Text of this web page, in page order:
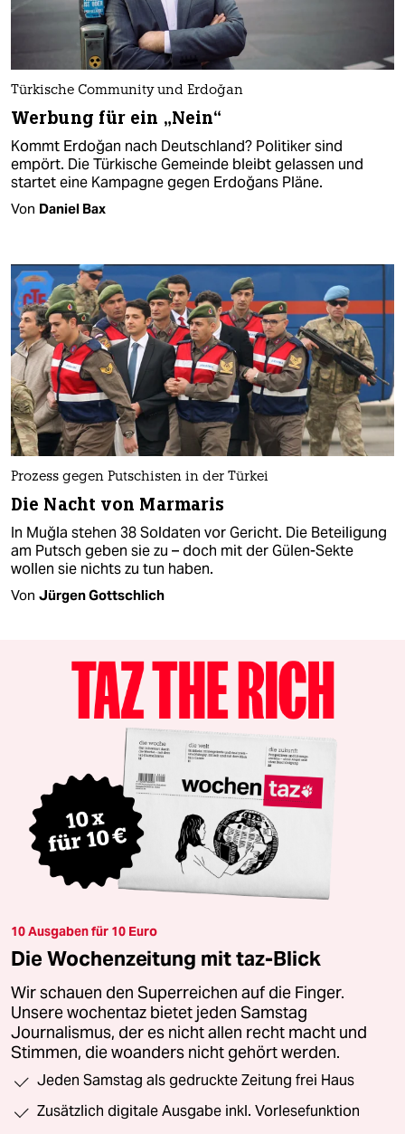
Türkische Community und Erdoğan
Werbung für ein „Nein“
Kommt Erdoğan nach Deutschland? Politiker sind
empört. Die Türkische Gemeinde bleibt gelassen und
startet eine Kampagne gegen Erdoğans Pläne.
Von Daniel Bax
Prozess gegen Putschisten in der Türkei
Die Nacht von Marmaris
In Muğla stehen 38 Soldaten vor Gericht. Die Beteiligung
am Putsch geben sie zu – doch mit der Gülen-Sekte
wollen sie nichts zu tun haben.
Von Jürgen Gottschlich
10 Ausgaben für 10 Euro
Die Wochenzeitung mit taz-Blick
Wir schauen den Superreichen auf die Finger.
Unsere wochentaz bietet jeden Samstag
Journalismus, der es nicht allen recht macht und
Stimmen, die woanders nicht gehört werden.
Jeden Samstag als gedruckte Zeitung frei Haus
Zusätzlich digitale Ausgabe inkl. Vorlesefunktion